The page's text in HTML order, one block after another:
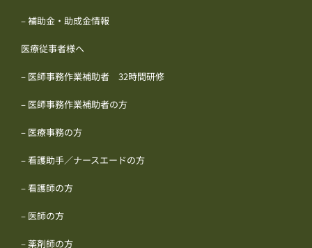
– 補助金・助成金情報
医療従事者様へ
– 医師事務作業補助者 32時間研修
– 医師事務作業補助者の方
– 医療事務の方
– 看護助手／ナースエードの方
– 看護師の方
– 医師の方
– 薬剤師の方